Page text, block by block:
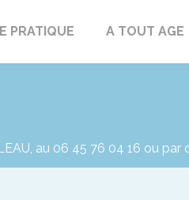
PRATIQUE A TOUT AGE
au 06 45 76 04 16 ou